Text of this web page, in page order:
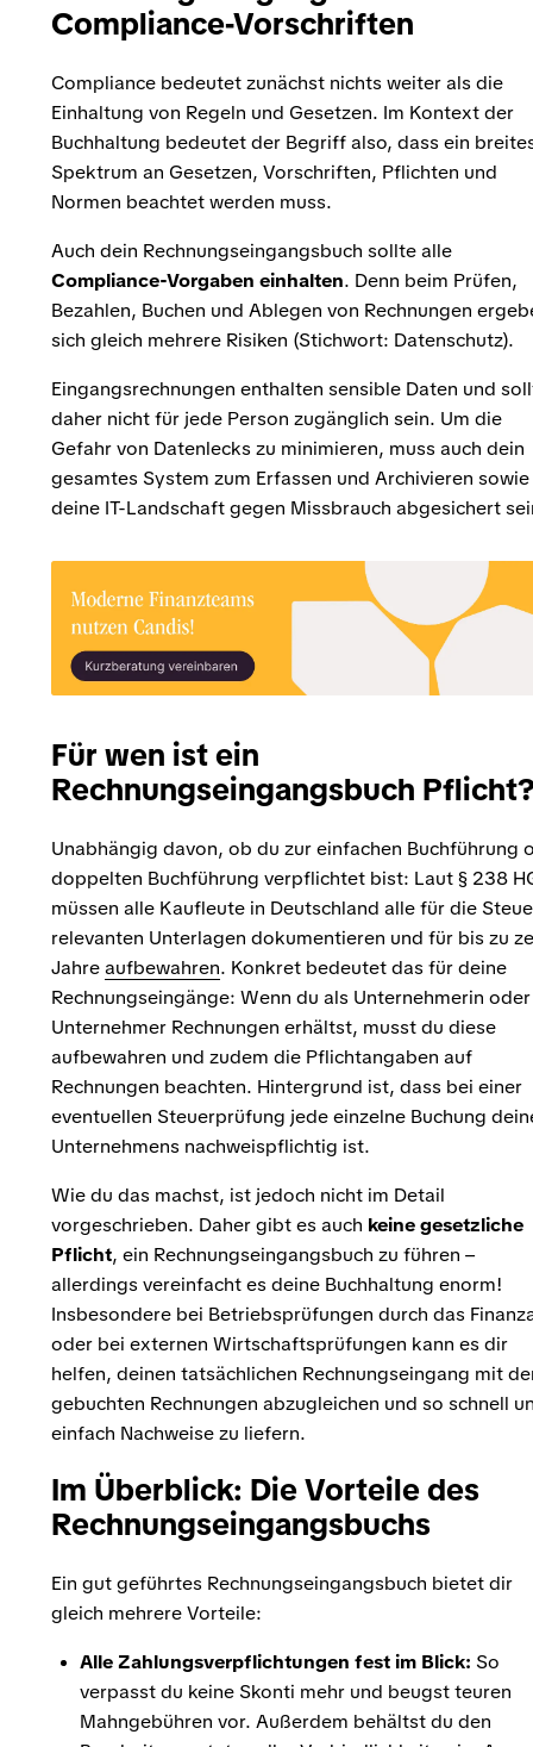
Compliance-Vorschriften
Compliance bedeutet zunächst nichts weiter als die
Einhaltung von Regeln und Gesetzen. Im Kontext der
Buchhaltung bedeutet der Begriff also, dass ein
Spektrum an Gesetzen, Vorschriften, Pflichten und
Normen beachtet werden muss.
Auch dein Rechnungseingangsbuch sollte alle
Compliance-Vorgaben einhalten. Denn beim Prüfen,
Bezahlen, Buchen und Ablegen von Rechnungen
sich gleich mehrere Risiken (Stichwort: Datenschutz).
Eingangsrechnungen enthalten sensible Daten und
daher nicht für jede Person zugänglich sein. Um die
Gefahr von Datenlecks zu minimieren, muss auch dein
gesamtes System zum Erfassen und Archivieren sowie
deine IT-Landschaft gegen Missbrauch abgesichert
Für wen ist ein
Rechnungseingangsbuch
Unabhängig davon, ob du zur einfachen Buchführung
doppelten Buchführung verpflichtet bist: Laut § 238
müssen alle Kaufleute in Deutschland alle für die
relevanten Unterlagen dokumentieren und für bis zu
Jahreaufbewahren. Konkret bedeutet das für deine
Rechnungseingänge: Wenn du als Unternehmerin oder
Unternehmer Rechnungen erhältst, musst du diese
aufbewahren und zudem die Pflichtangaben auf
Rechnungen beachten. Hintergrund ist, dass bei einer
eventuellen Steuerprüfung jede einzelne Buchung
Unternehmens nachweispflichtig ist.
Wie du das machst, ist jedoch nicht im Detail
vorgeschrieben. Daher gibt es auch keine gesetzliche
Pflicht, ein Rechnungseingangsbuch zu führen –
allerdings vereinfacht es deine Buchhaltung enorm!
Insbesondere bei Betriebsprüfungen durch das
oder bei externen Wirtschaftsprüfungen kann es dir
helfen, deinen tatsächlichen Rechnungseingang mit
gebuchten Rechnungen abzugleichen und so schnell
einfach Nachweise zu liefern.
Im Überblick: Die Vorteile des
Rechnungseingangsbuchs
Ein gut geführtes Rechnungseingangsbuch bietet dir
gleich mehrere Vorteile:
Alle Zahlungsverpflichtungen fest im Blick: So
verpasst du keine Skonti mehr und beugst teuren
Mahngebühren vor. Außerdem behältst du den